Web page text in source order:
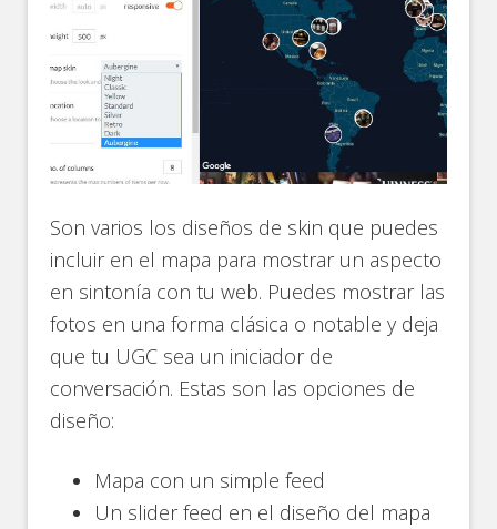
Son varios los diseños de skin que puedes
incluir en el mapa para mostrar un aspecto
en sintonía con tu web. Puedes mostrar las
fotos en una forma clásica o notable y deja
que tu UGC sea un iniciador de
conversación. Estas son las opciones de
diseño:
Mapa con un simple feed
Un slider feed en el diseño del mapa